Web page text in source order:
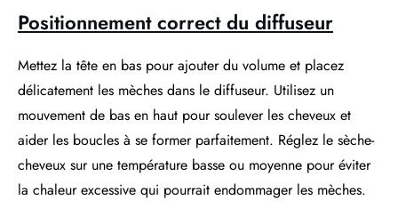
Positionnement correct du diffuseur
Mettez la tête en bas pour ajouter du volume et placez
délicatement les mèches dans le diffuseur. Utilisez un
mouvement de bas en haut pour soulever les cheveux et
aider les boucles à se former parfaitement. Réglez le sèche-
cheveux sur une température basse ou moyenne pour éviter
la chaleur excessive qui pourrait endommager les mèches.